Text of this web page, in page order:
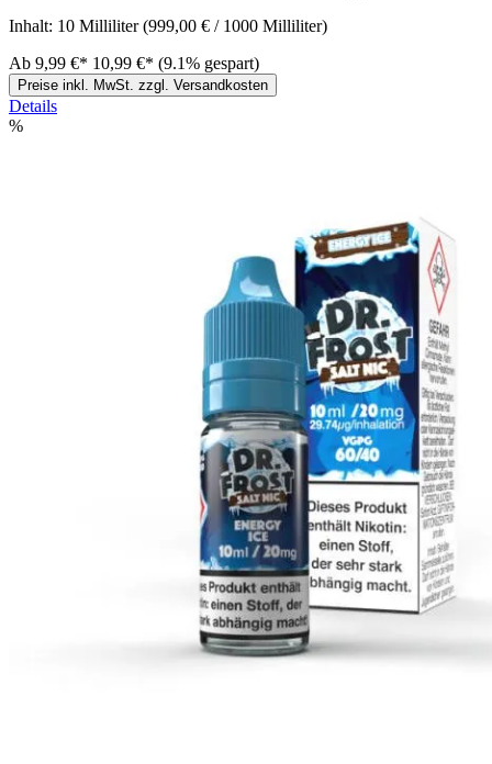
Inhalt: 10 Milliliter(999,00 € / 1000 Milliliter)
Ab 9,99 €* 10,99 €* (9.1% gespart)
Preise inkl. MwSt. zzgl. Versandkosten
Details
%